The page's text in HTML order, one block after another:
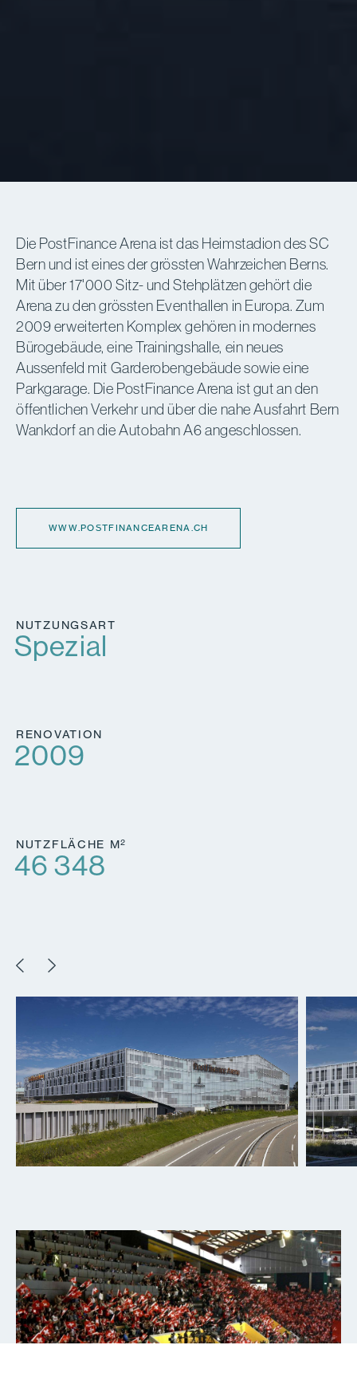
Die PostFinance Arena ist das Heimstadion des SC
Bern und ist eines der grössten Wahrzeichen Berns.
Mit über 17'000 Sitz- und Stehplätzen gehört die
Arena zu den grössten Eventhallen in Europa. Zum
2009 erweiterten Komplex gehören in modernes
Bürogebäude, eine Trainingshalle, ein neues
Aussenfeld mit Garderobengebäude sowie eine
Parkgarage. Die PostFinance Arena ist gut an den
öffentlichen Verkehr und über die nahe Ausfahrt Bern
Wankdorf an die Autobahn A6 angeschlossen.
WWW.POSTFINANCEARENA.CH
NUTZUNGSART
Spezial
RENOVATION
2009
NUTZFLÄCHE M2
46 348